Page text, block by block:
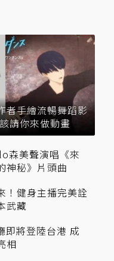
者手繪流暢舞蹈影
請你來做動畫
森美聲演唱《來
神秘》片頭曲
！健身主播完美詮
武藏
即將登陸台港 成
相